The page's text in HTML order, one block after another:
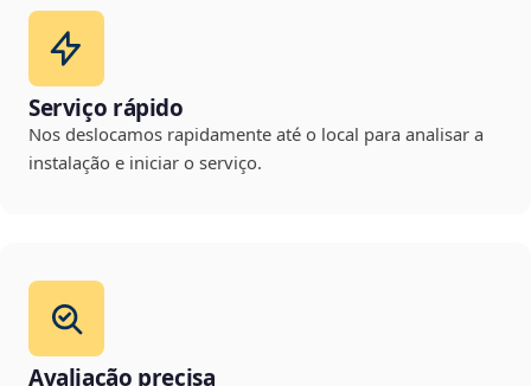
Serviço rápido
Nos deslocamos rapidamente até o local para analisar a
instalação e iniciar o serviço.
Avaliação precisa